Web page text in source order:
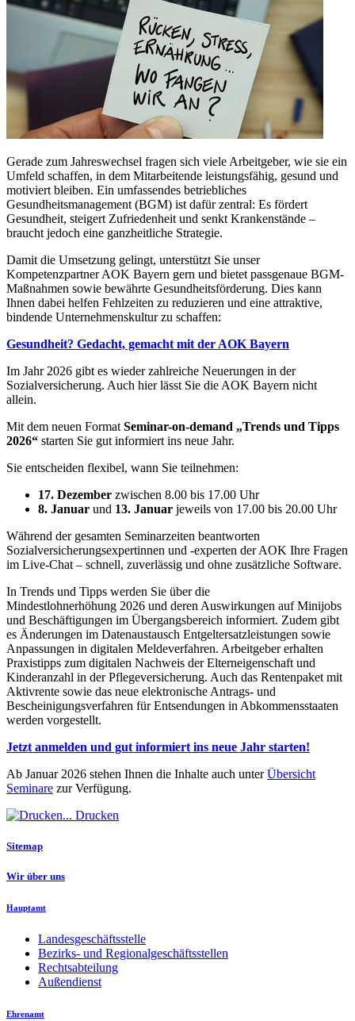
Gerade zum Jahreswechsel fragen sich viele Arbeitgeber, wie sie ein
Umfeld schaffen, in dem Mitarbeitende leistungsfähig, gesund und
motiviert bleiben. Ein umfassendes betriebliches
Gesundheitsmanagement (BGM) ist dafür zentral: Es fördert
Gesundheit, steigert Zufriedenheit und senkt Krankenstände –
braucht jedoch eine ganzheitliche Strategie.
Damit die Umsetzung gelingt, unterstützt Sie unser
Kompetenzpartner AOK Bayern gern und bietet passgenaue BGM-
Maßnahmen sowie bewährte Gesundheitsförderung. Dies kann
Ihnen dabei helfen Fehlzeiten zu reduzieren und eine attraktive,
bindende Unternehmenskultur zu schaffen:
Gesundheit? Gedacht, gemacht mit der AOK Bayern
Im Jahr 2026 gibt es wieder zahlreiche Neuerungen in der
Sozialversicherung. Auch hier lässt Sie die AOK Bayern nicht
allein.
Mit dem neuen Format Seminar-on-demand „Trends und Tipps
2026“ starten Sie gut informiert ins neue Jahr.
Sie entscheiden flexibel, wann Sie teilnehmen:
17. Dezember zwischen 8.00 bis 17.00 Uhr
8. Januar und 13. Januar jeweils von 17.00 bis 20.00 Uhr
Während der gesamten Seminarzeiten beantworten
Sozialversicherungsexpertinnen und -experten der AOK Ihre Fragen
im Live-Chat – schnell, zuverlässig und ohne zusätzliche Software.
In Trends und Tipps werden Sie über die
Mindestlohnerhöhung 2026 und deren Auswirkungen auf Minijobs
und Beschäftigungen im Übergangsbereich informiert. Zudem gibt
es Änderungen im Datenaustausch Entgeltersatzleistungen sowie
Anpassungen in digitalen Meldeverfahren. Arbeitgeber erhalten
Praxistipps zum digitalen Nachweis der Elterneigenschaft und
Kinderanzahl in der Pflegeversicherung. Auch das Rentenpaket mit
Aktivrente sowie das neue elektronische Antrags- und
Bescheinigungsverfahren für Entsendungen in Abkommensstaaten
werden vorgestellt.
Jetzt anmelden und gut informiert ins neue Jahr starten!
Ab Januar 2026 stehen Ihnen die Inhalte auch unterÜbersicht
Seminare zur Verfügung.
Drucken
Sitemap
Wir über uns
Hauptamt
Landesgeschäftsstelle
Bezirks- und Regionalgeschäftsstellen
Rechtsabteilung
Außendienst
Ehrenamt